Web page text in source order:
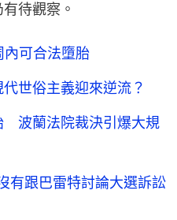
待觀察。
內可合法墮胎
世俗主義迎來逆流？
波蘭法院裁決引爆大規
有跟巴雷特討論大選訴訟